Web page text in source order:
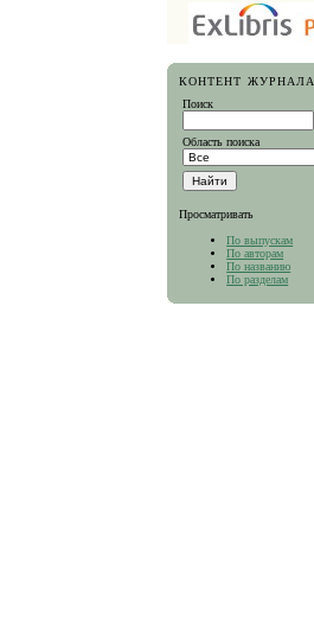
КОНТЕНТ ЖУРНАЛА
Поиск
Область поиска
Просматривать
По выпускам
По авторам
По названию
По разделам